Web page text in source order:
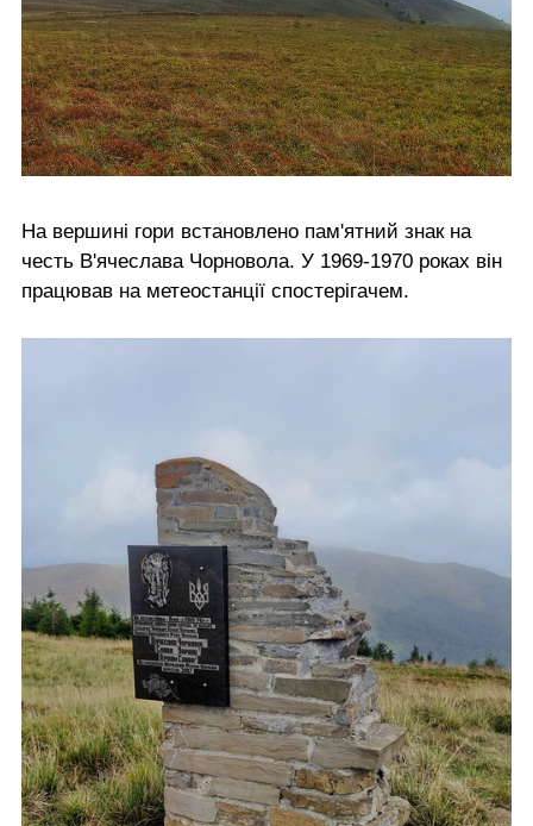
На вершині гори встановлено пам'ятний знак на
честь В'ячеслава Чорновола. У 1969-1970 роках він
працював на метеостанції спостерігачем.